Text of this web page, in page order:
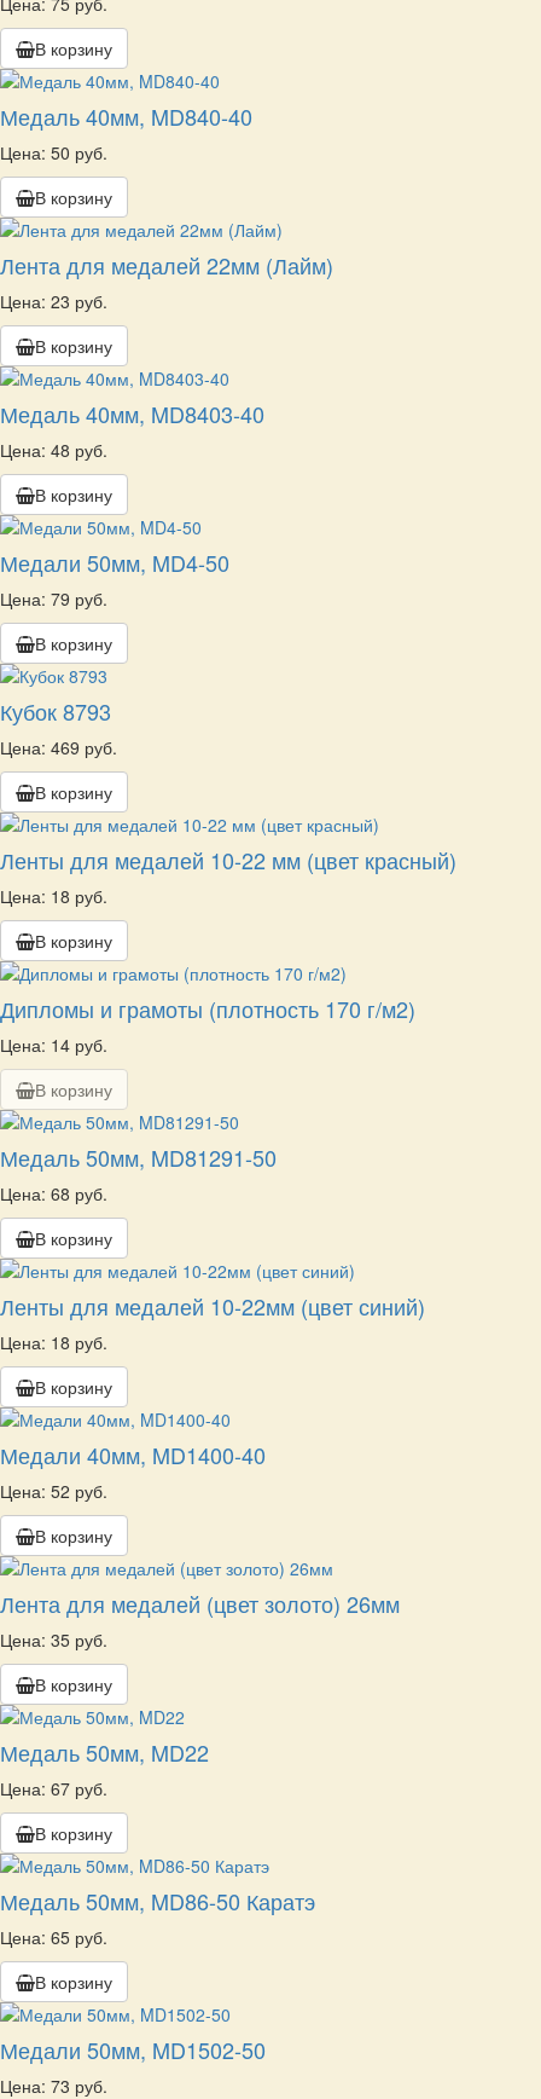
В корзину
Медаль 40мм, MD840-40
Цена: 50 руб.
В корзину
Лента для медалей 22мм (Лайм)
Цена: 23 руб.
В корзину
Медаль 40мм, MD8403-40
Цена: 48 руб.
В корзину
Медали 50мм, MD4-50
Цена: 79 руб.
В корзину
Кубок 8793
Цена: 469 руб.
В корзину
Ленты для медалей 10-22 мм (цвет красный)
Цена: 18 руб.
В корзину
Дипломы и грамоты (плотность 170 г/м2)
Цена: 14 руб.
В корзину
Медаль 50мм, MD81291-50
Цена: 68 руб.
В корзину
Ленты для медалей 10-22мм (цвет синий)
Цена: 18 руб.
В корзину
Медали 40мм, MD1400-40
Цена: 52 руб.
В корзину
Лента для медалей (цвет золото) 26мм
Цена: 35 руб.
В корзину
Медаль 50мм, MD22
Цена: 67 руб.
В корзину
Медаль 50мм, MD86-50 Каратэ
Цена: 65 руб.
В корзину
Медали 50мм, MD1502-50
Цена: 73 руб.